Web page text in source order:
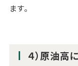
ます。
４）原油高